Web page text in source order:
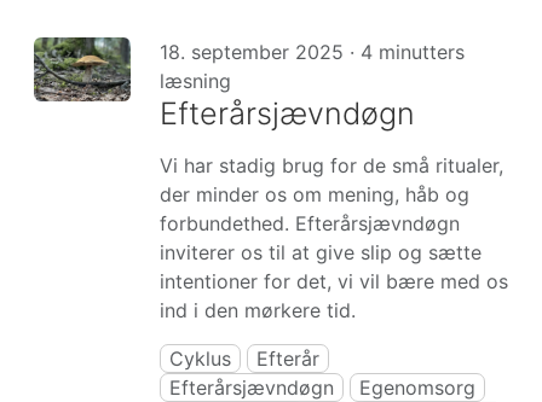
18. september 2025 · 4 minutters
læsning
Efterårsjævndøgn
Vi har stadig brug for de små ritualer,
der minder os om mening, håb og
forbundethed. Efterårsjævndøgn
inviterer os til at give slip og sætte
intentioner for det, vi vil bære med os
ind i den mørkere tid.
Cyklus
Efterår
Efterårsjævndøgn
Egenomsorg